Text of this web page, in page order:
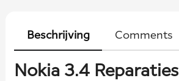
Beschrijving Comments
Nokia 3.4 Reparaties